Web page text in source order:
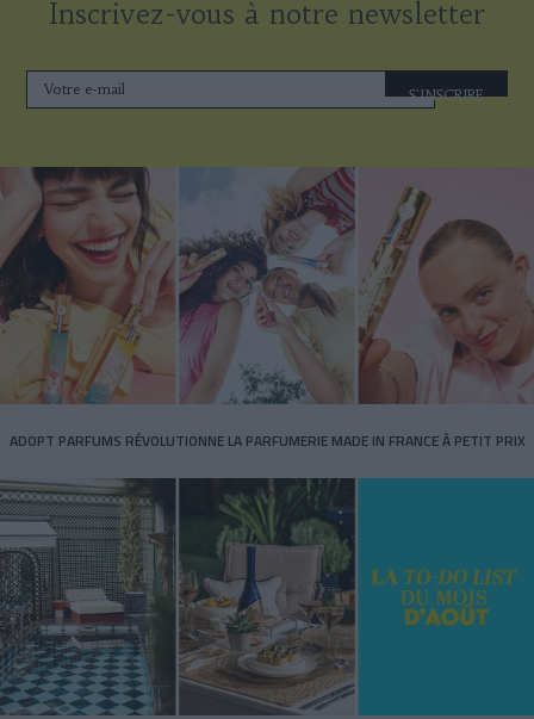
Inscrivez-vous à notre newsletter
S'INSCRIRE
ADOPT PARFUMS RÉVOLUTIONNE LA PARFUMERIE MADE IN FRANCE À PETIT PRIX